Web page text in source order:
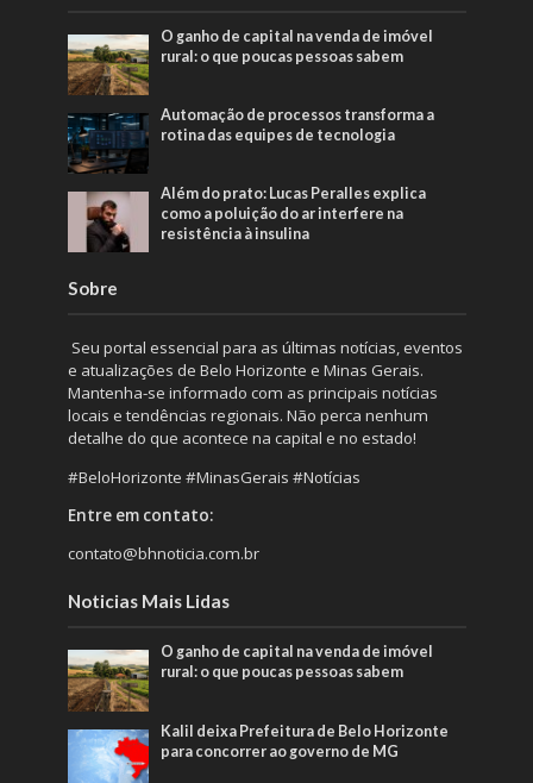
O ganho de capital na venda de imóvel
rural: o que poucas pessoas sabem
Automação de processos transforma a
rotina das equipes de tecnologia
Além do prato: Lucas Peralles explica
como a poluição do ar interfere na
resistência à insulina
Sobre
Seu portal essencial para as últimas notícias, eventos
e atualizações de Belo Horizonte e Minas Gerais.
Mantenha-se informado com as principais notícias
locais e tendências regionais. Não perca nenhum
detalhe do que acontece na capital e no estado!
#BeloHorizonte #MinasGerais #Notícias
Entre em contato:
contato@bhnoticia.com.br
Noticias Mais Lidas
O ganho de capital na venda de imóvel
rural: o que poucas pessoas sabem
Kalil deixa Prefeitura de Belo Horizonte
para concorrer ao governo de MG